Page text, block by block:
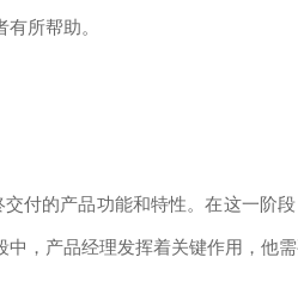
所帮助。
付的产品功能和特性。在这一阶段
，产品经理发挥着关键作用，他